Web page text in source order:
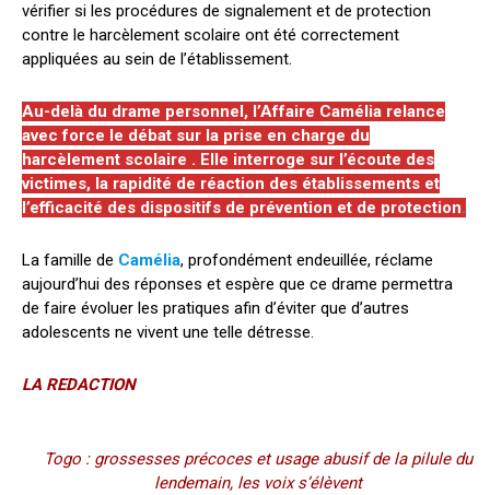
vérifier si les procédures de signalement et de protection
contre le harcèlement scolaire ont été correctement
appliquées au sein de l’établissement.
Au-delà du drame personnel, l’Affaire Camélia relance
avec force le débat sur la prise en charge du
harcèlement scolaire . Elle interroge sur l’écoute des
victimes, la rapidité de réaction des établissements et
l’efficacité des dispositifs de prévention et de protection.
La famille de Camélia, profondément endeuillée, réclame
aujourd’hui des réponses et espère que ce drame permettra
de faire évoluer les pratiques afin d’éviter que d’autres
adolescents ne vivent une telle détresse.
LA REDACTION
Togo : grossesses précoces et usage abusif de la pilule du
lendemain, les voix s’élèvent